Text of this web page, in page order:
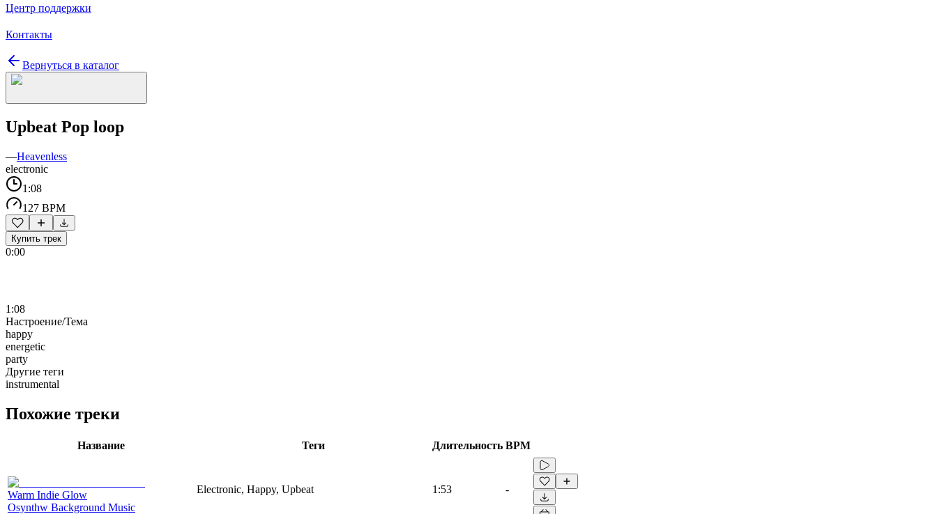
Центр поддержки
Контакты
Вернуться в каталог
Upbeat Pop loop
—Heavenless
electronic
1:08
127 BPM
Купить трек
0:00
1:08
Настроение/Тема
happy
energetic
party
Другие теги
instrumental
Похожие треки
Название Теги Длительность BPM
Warm Indie Glow
Osynthw Background Music
Electronic, Happy, Upbeat 1:53 -